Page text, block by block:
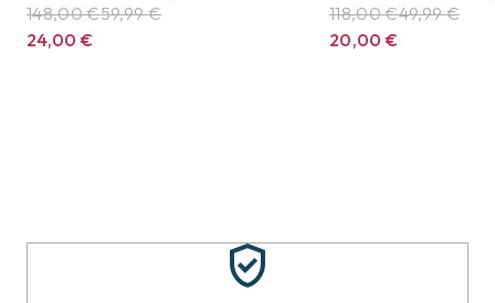
148,00 €59,99€
24,00€
118,00 €49,99€
20,00€